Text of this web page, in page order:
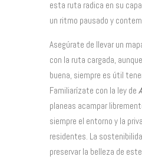
esta ruta radica en su
un ritmo pausado y
Asegúrate de llevar un
con la ruta cargada,
buena, siempre es útil
Familiarízate con la ley de
planeas acampar
siempre el entorno y la
residentes. La
preservar la belleza de